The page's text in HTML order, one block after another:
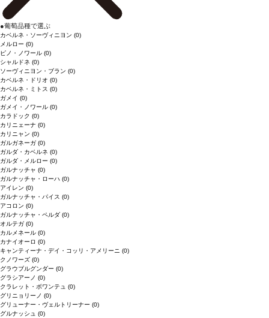
●葡萄品種で選ぶ
カベルネ・ソーヴィニヨン (0)
メルロー (0)
ピノ・ノワール (0)
シャルドネ (0)
ソーヴィニヨン・ブラン (0)
カベルネ・ドリオ (0)
カベルネ・ミトス (0)
ガメイ (0)
ガメイ・ノワール (0)
カラドック (0)
カリニェーナ (0)
カリニャン (0)
ガルガネーガ (0)
ガルダ・カベルネ (0)
ガルダ・メルロー (0)
ガルナッチャ (0)
ガルナッチャ・ローハ (0)
アイレン (0)
ガルナッチャ・パイス (0)
アコロン (0)
ガルナッチャ・ペルダ (0)
オルテガ (0)
カルメネール (0)
カナイオーロ (0)
キャンティーナ・デイ・コッリ・アメリーニ (0)
クノワーズ (0)
グラウブルグンダー (0)
グラシアーノ (0)
クラレット・ボワンテュ (0)
グリニョリーノ (0)
グリューナー・ヴェルトリーナー (0)
グルナッシュ (0)